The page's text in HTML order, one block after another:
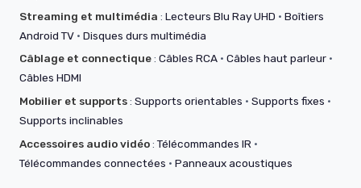
Streaming et multimédia : Lecteurs Blu Ray UHD · Boîtiers
Android TV · Disques durs multimédia
Câblage et connectique: Câbles RCA · Câbles haut parleur ·
Câbles HDMI
Mobilier et supports: Supports orientables · Supports fixes ·
Supports inclinables
Accessoires audio vidéo:Télécommandes IR ·
Télécommandes connectées · Panneaux acoustiques